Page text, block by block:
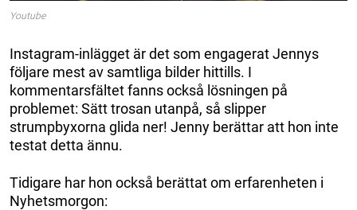
Youtube
Instagram-inlägget är det som engagerat Jennys
följare mest av samtliga bilder hittills. I
kommentarsfältet fanns också lösningen på
problemet: Sätt trosan utanpå, så slipper
strumpbyxorna glida ner! Jenny berättar att hon inte
testat detta ännu.
Tidigare har hon också berättat om erfarenheten i
Nyhetsmorgon: